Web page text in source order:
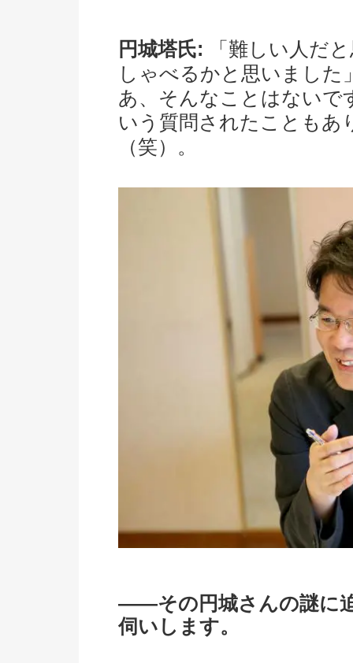
円城塔氏: 「難しい人だ
しゃべるかと思いまし
あ、そんなことはないで
いう質問されたこともあ
（笑）。
――その円城さんの謎に
伺いします。